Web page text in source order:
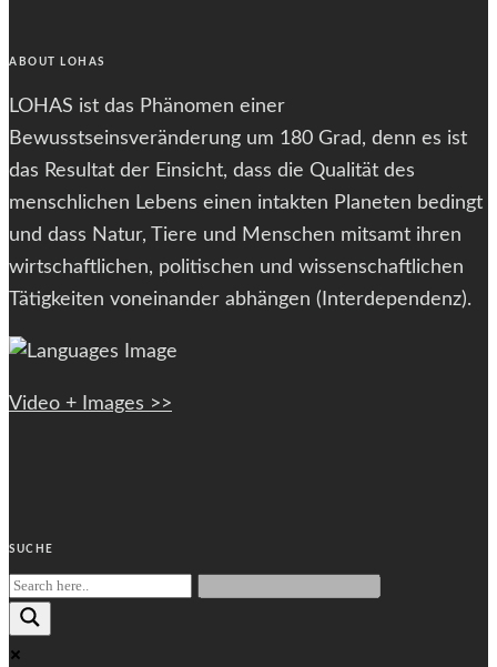
ABOUT LOHAS
LOHAS ist das Phänomen einer
Bewusstseinsveränderung um 180 Grad, denn es ist
das Resultat der Einsicht, dass die Qualität des
menschlichen Lebens einen intakten Planeten bedingt
und dass Natur, Tiere und Menschen mitsamt ihren
wirtschaftlichen, politischen und wissenschaftlichen
Tätigkeiten voneinander abhängen (Interdependenz).
Video + Images >>
SUCHE